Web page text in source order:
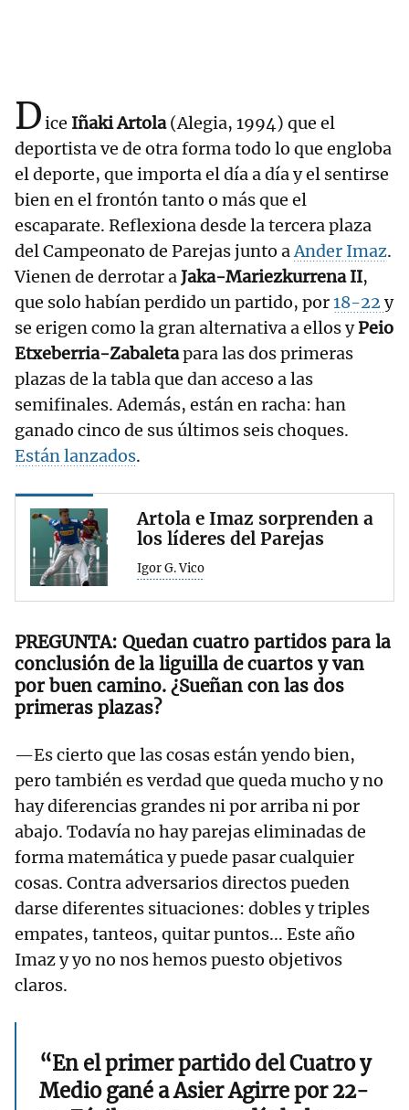
Dice Iñaki Artola(Alegia, 1994) que el
deportista ve de otra forma todo lo que engloba
el deporte, que importa el día a día y el sentirse
bien en el frontón tanto o más que el
escaparate. Reflexiona desde la tercera plaza
del Campeonato de Parejas junto aAnder Imaz.
Vienen de derrotar aJaka-Mariezkurrena II,
que solo habían perdido un partido, por18-22 y
se erigen como la gran alternativa a ellos yPeio
Etxeberria-Zabaletapara las dos primeras
plazas de la tabla que dan acceso a las
semifinales. Además, están en racha: han
ganado cinco de sus últimos seis choques.
Están lanzados.
Artola e Imaz sorprenden a
los líderes del Parejas
Igor G. Vico
Quedan cuatro partidos para la
conclusión de la liguilla de cuartos y van
por buen camino. ¿Sueñan con las dos
primeras plazas?
—Es cierto que las cosas están yendo bien,
pero también es verdad que queda mucho y no
hay diferencias grandes ni por arriba ni por
abajo. Todavía no hay parejas eliminadas de
forma matemática y puede pasar cualquier
cosas. Contra adversarios directos pueden
darse diferentes situaciones: dobles y triples
empates, tanteos, quitar puntos... Este año
Imaz y yo no nos hemos puesto objetivos
claros.
“En el primer partido del Cuatro y
Medio gané a Asier Agirre por 22-